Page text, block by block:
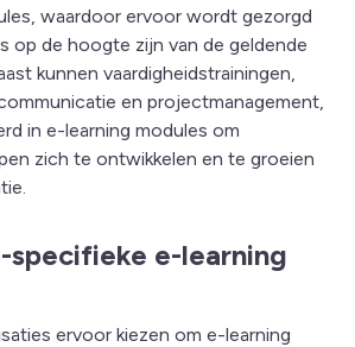
waardoor ervoor wordt gezorgd
op de hoogte zijn van de geldende
kunnen vaardigheidstrainingen,
en projectmanagement,
in e-learning modules om
zich te ontwikkelen en te groeien
specifieke e-learning
ervoor kiezen om e-learning